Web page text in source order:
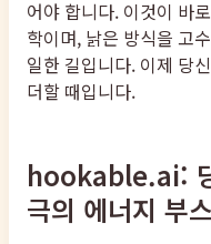
어야 합니다. 이것이 바
학이며, 낡은 방식을 고
일한 길입니다. 이제 당
더할 때입니다.
hookable.ai:
극의 에너지 부